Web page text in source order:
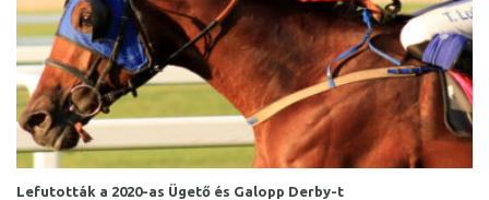
Lefutották a 2020-as Ügető és Galopp Derby-t